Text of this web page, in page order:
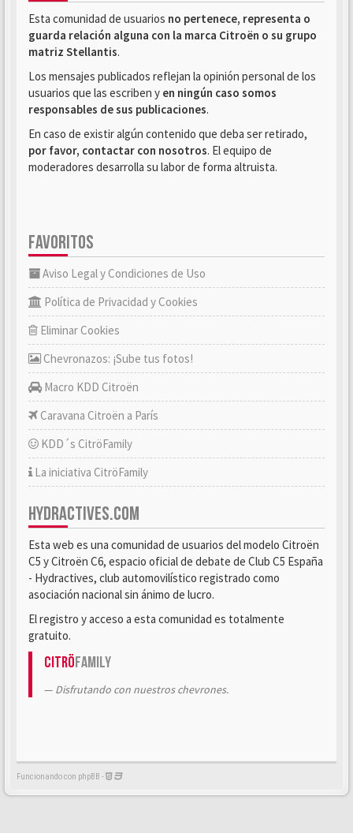
Esta comunidad de usuarios no pertenece, representa o
guarda relación alguna con la marca Citroën o su grupo
matriz Stellantis.
Los mensajes publicados reflejan la opinión personal de los
usuarios que las escriben y en ningún caso somos
responsables de sus publicaciones.
En caso de existir algún contenido que deba ser retirado,
por favor, contactar con nosotros. El equipo de
moderadores desarrolla su labor de forma altruista.
FAVORITOS
Aviso Legal y Condiciones de Uso
Política de Privacidad y Cookies
Eliminar Cookies
Chevronazos: ¡Sube tus fotos!
Macro KDD Citroën
Caravana Citroën a París
KDD´s CitröFamily
La iniciativa CitröFamily
HYDRACTIVES.COM
Esta web es una comunidad de usuarios del modelo Citroën
C5 y Citroën C6, espacio oficial de debate de Club C5 España
- Hydractives, club automovilístico registrado como
asociación nacional sin ánimo de lucro.
El registro y acceso a esta comunidad es totalmente
gratuito.
CitröFamily
Disfrutando con nuestros chevrones.
Funcionando con phpBB -